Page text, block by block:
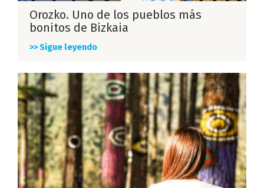
Orozko. Uno de los pueblos más
bonitos de Bizkaia
>> Sigue leyendo